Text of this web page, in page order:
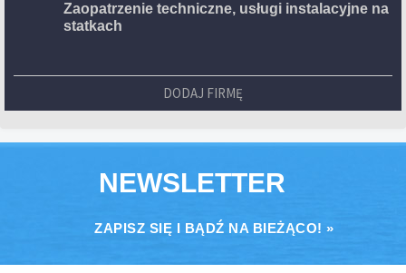
Zaopatrzenie techniczne, usługi instalacyjne na
statkach
DODAJ FIRMĘ
NEWSLETTER
ZAPISZ SIĘ I BĄDŹ NA BIEŻĄCO! »